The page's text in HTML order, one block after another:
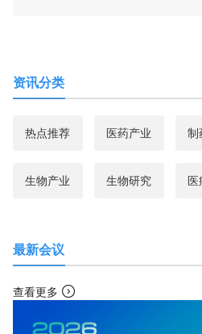
资讯分类
热点推荐 医药产业 制
生物产业 生物研究
最新会议
查看更多